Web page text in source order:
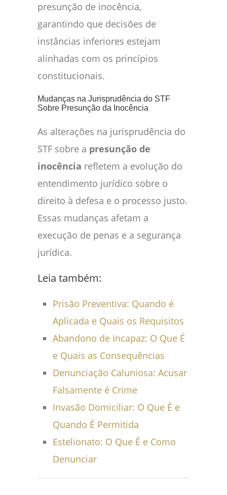
presunção de inocência,
garantindo que decisões de
instâncias inferiores estejam
alinhadas com os princípios
constitucionais.
Mudanças na Jurisprudência do STF
Sobre Presunção da Inocência
As alterações na jurisprudência do
STF sobre a presunção de
inocência refletem a evolução do
entendimento jurídico sobre o
direito à defesa e o processo justo.
Essas mudanças afetam a
execução de penas e a segurança
jurídica.
Leia também:
Prisão Preventiva: Quando é
Aplicada e Quais os Requisitos
Abandono de Incapaz: O Que É
e Quais as Consequências
Denunciação Caluniosa: Acusar
Falsamente é Crime
Invasão Domiciliar: O Que É e
Quando É Permitida
Estelionato: O Que É e Como
Denunciar